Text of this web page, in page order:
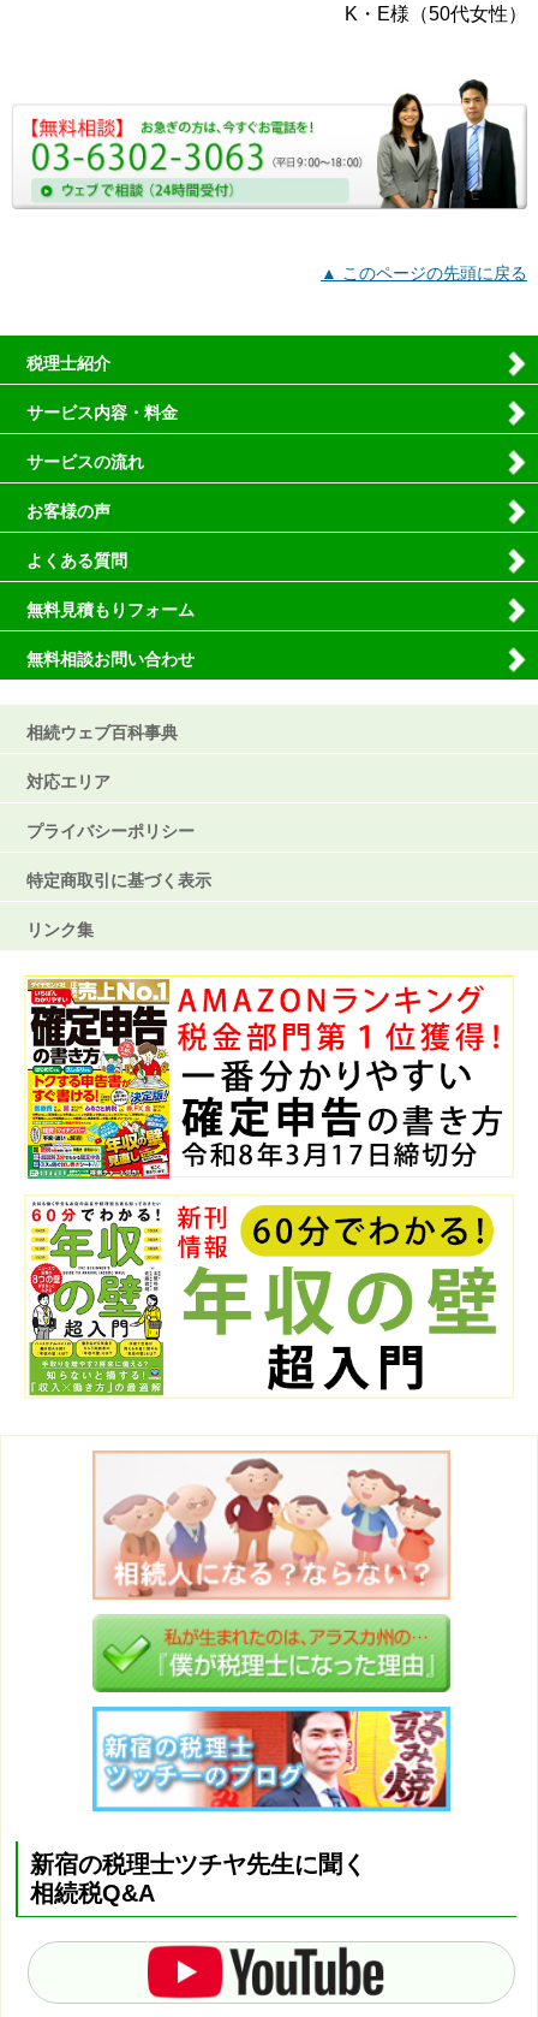
K・E様（50代女性）
▲ このページの先頭に戻る
税理士紹介
サービス内容・料金
サービスの流れ
お客様の声
よくある質問
無料見積もりフォーム
無料相談お問い合わせ
相続ウェブ百科事典
対応エリア
プライバシーポリシー
特定商取引に基づく表示
リンク集
新宿の税理士ツチヤ先生に聞く
相続税Q&A